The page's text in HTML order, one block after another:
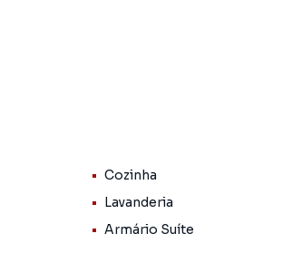
das Naçoes, em Taubaté. Não
Apartamento em Taubaté? Entre em
Cozinha
Lavanderia
Armário Suíte